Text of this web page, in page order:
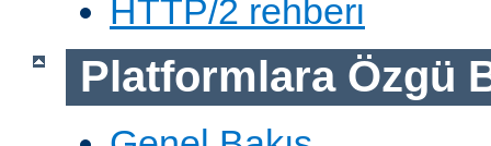
HTTP/2 rehberi
Platformlara Özgü